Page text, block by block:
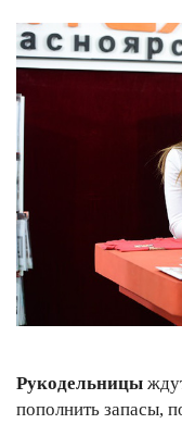
Рукодельницы
пополнить запасы,